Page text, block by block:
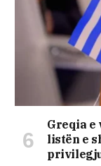
Greqia e
listën e